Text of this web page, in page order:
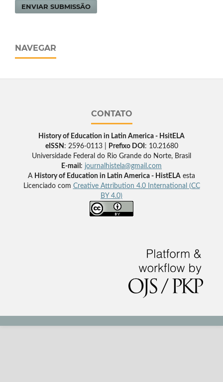
ENVIAR SUBMISSÃO
NAVEGAR
CONTATO
History of Education in Latin America - HsitELA
eISSN : 2596-0113 | Prefixo DOI : 10.21680
Universidade Federal do Rio Grande do Norte, Brasil
E-mail : journalhistela@gmail.com
A History of Education in Latin America - HistELA esta
Licenciado com Creative Attribution 4.0 International (CC
BY 4.0)